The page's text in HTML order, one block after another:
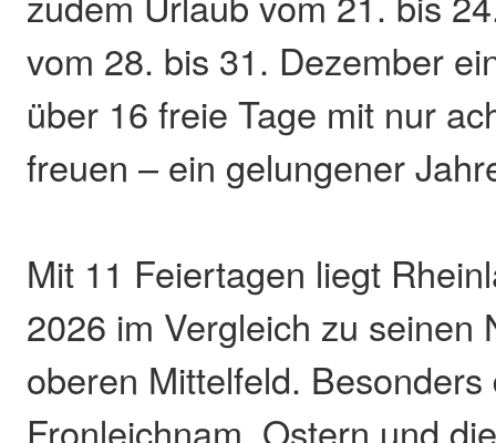
vom 28. bis 31. Dezember
über 16 freie Tage mit nur
freuen – ein gelungener
Mit 11 Feiertagen liegt
2026 im Vergleich zu seinen
oberen Mittelfeld. Besonders
Fronleichnam, Ostern und